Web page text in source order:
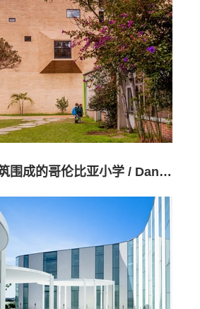
用棱形建筑围成的哥伦比亚小学 / Daniel Bonilla Arquitectos